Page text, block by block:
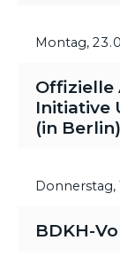
Montag,
Initiative
(in Berlin)
Donnerstag,
BDKH-